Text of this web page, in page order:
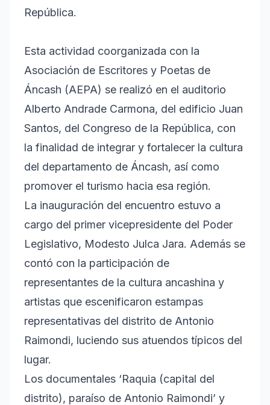
República.
Esta actividad coorganizada con la
Asociación de Escritores y Poetas de
Áncash (AEPA) se realizó en el auditorio
Alberto Andrade Carmona, del edificio Juan
Santos, del Congreso de la República, con
la finalidad de integrar y fortalecer la cultura
del departamento de Áncash, así como
promover el turismo hacia esa región.
La inauguración del encuentro estuvo a
cargo del primer vicepresidente del Poder
Legislativo, Modesto Julca Jara. Además se
contó con la participación de
representantes de la cultura ancashina y
artistas que escenificaron estampas
representativas del distrito de Antonio
Raimondi, luciendo sus atuendos típicos del
lugar.
Los documentales ‘Raquia (capital del
distrito), paraíso de Antonio Raimondi’ y